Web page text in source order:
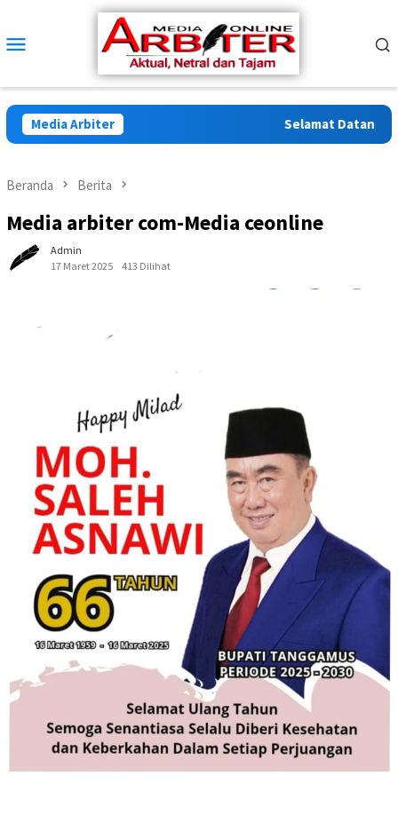
konten
Mobile
Media Arbiter Selamat Datang di
Beranda Berita
Media arbiter com-Media ceonline
Admin
17 Maret 2025
413 Dilihat